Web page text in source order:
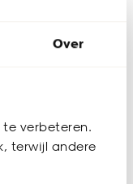
Over
verbeteren.
terwijl andere
130x160